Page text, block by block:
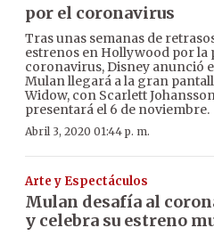
por el coronavirus
Tras unas semanas de
estrenos en Hollywood por la
coronavirus, Disney anunció
Mulan llegará a la gran
Widow, con Scarlett
presentará el 6 de noviembre.
Abril 3, 2020 01:44 p. m.
Arte y Espectáculos
Mulan desafía al
y celebra su estreno